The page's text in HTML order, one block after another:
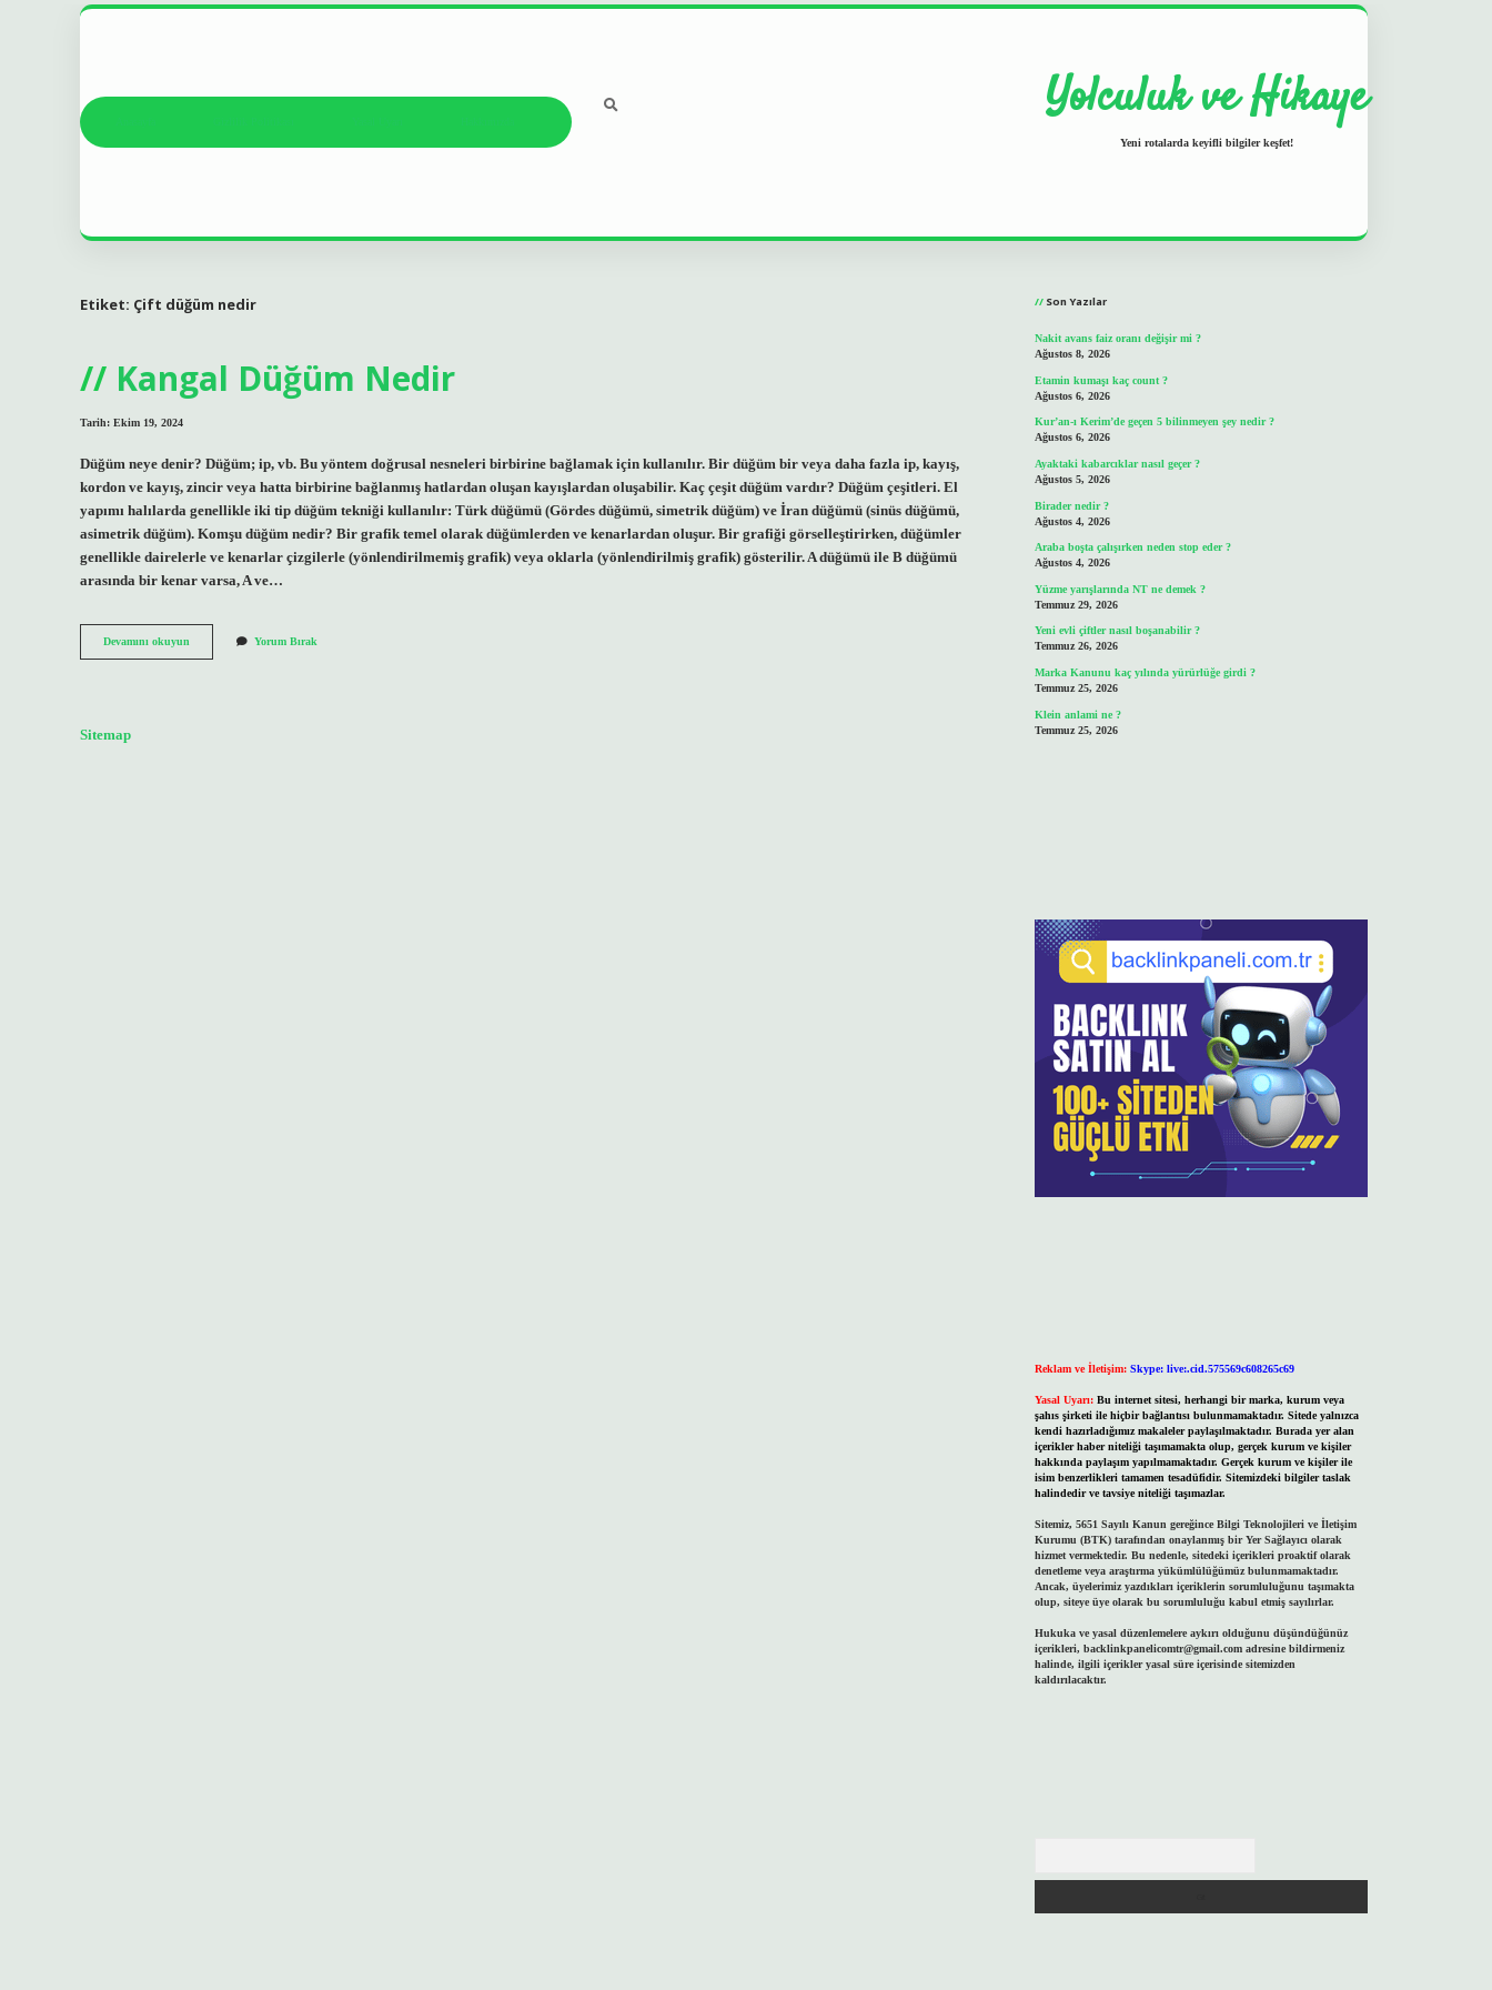
Yolculuk ve Hikaye
Yeni rotalarda keyifli bilgiler keşfet!
Etiket: Çift düğüm nedir
Kangal Düğüm Nedir
Tarih: Ekim 19, 2024
Düğüm neye denir? Düğüm; ip, vb. Bu yöntem doğrusal nesneleri birbirine bağlamak için kullanılır. Bir düğüm bir veya daha fazla ip, kayış,
kordon ve kayış, zincir veya hatta birbirine bağlanmış hatlardan oluşan kayışlardan oluşabilir. Kaç çeşit düğüm vardır? Düğüm çeşitleri. El
yapımı halılarda genellikle iki tip düğüm tekniği kullanılır: Türk düğümü (Gördes düğümü, simetrik düğüm) ve İran düğümü (sinüs düğümü,
asimetrik düğüm). Komşu düğüm nedir? Bir grafik temel olarak düğümlerden ve kenarlardan oluşur. Bir grafiği görselleştirirken, düğümler
genellikle dairelerle ve kenarlar çizgilerle (yönlendirilmemiş grafik) veya oklarla (yönlendirilmiş grafik) gösterilir. A düğümü ile B düğümü
arasında bir kenar varsa, A ve…
Devamını okuyun
Düğüm
Yorum Bırak
Sitemap
Son Yazılar
Nakit avans faiz oranı değişir mi ?
Ağustos 8, 2026
Etamin kumaşı kaç count ?
Ağustos 6, 2026
Kur’an-ı Kerim’de geçen 5 bilinmeyen şey nedir ?
Ağustos 6, 2026
Ayaktaki kabarcıklar nasıl geçer ?
Ağustos 5, 2026
Birader nedir ?
Ağustos 4, 2026
Araba boşta çalışırken neden stop eder ?
Ağustos 4, 2026
Yüzme yarışlarında NT ne demek ?
Temmuz 29, 2026
Yeni evli çiftler nasıl boşanabilir ?
Temmuz 26, 2026
Marka Kanunu kaç yılında yürürlüğe girdi ?
Temmuz 25, 2026
Klein anlami ne ?
Temmuz 25, 2026
Reklam ve İletişim: Skype: live:.cid.575569c608265c69
Yasal Uyarı: Bu internet sitesi, herhangi bir marka, kurum veya
şahıs şirketi ile hiçbir bağlantısı bulunmamaktadır. Sitede yalnızca
kendi hazırladığımız makaleler paylaşılmaktadır. Burada yer alan
içerikler haber niteliği taşımamakta olup, gerçek kurum ve kişiler
hakkında paylaşım yapılmamaktadır. Gerçek kurum ve kişiler ile
isim benzerlikleri tamamen tesadüfidir. Sitemizdeki bilgiler taslak
halindedir ve tavsiye niteliği taşımazlar.
Sitemiz, 5651 Sayılı Kanun gereğince Bilgi Teknolojileri ve İletişim
Kurumu (BTK) tarafından onaylanmış bir Yer Sağlayıcı olarak
hizmet vermektedir. Bu nedenle, sitedeki içerikleri proaktif olarak
denetleme veya araştırma yükümlülüğümüz bulunmamaktadır.
Ancak, üyelerimiz yazdıkları içeriklerin sorumluluğunu taşımakta
olup, siteye üye olarak bu sorumluluğu kabul etmiş sayılırlar.
Hukuka ve yasal düzenlemelere aykırı olduğunu düşündüğünüz
içerikleri, backlinkpanelicomtr@gmail.comadresine bildirmeniz
halinde, ilgili içerikler yasal süre içerisinde sitemizden
kaldırılacaktır.